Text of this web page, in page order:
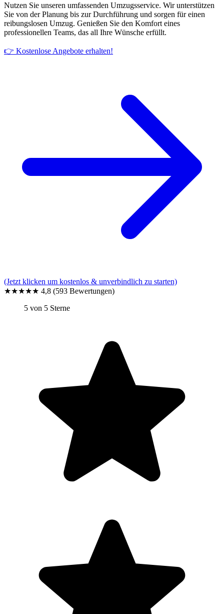
Nutzen Sie unseren umfassenden Umzugsservice. Wir unterstützen
Sie von der Planung bis zur Durchführung und sorgen für einen
reibungslosen Umzug. Genießen Sie den Komfort eines
professionellen Teams, das all Ihre Wünsche erfüllt.
👉 Kostenlose Angebote erhalten!
(Jetzt klicken um kostenlos & unverbindlich zu starten)
★★★★★ 4,8 (593 Bewertungen)
5 von 5 Sterne